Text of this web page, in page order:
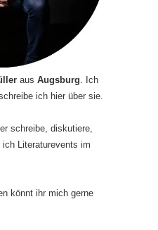
aus Augsburg. Ich
ich hier über sie.
schreibe, diskutiere,
ich Literaturevents im
könnt ihr mich gerne